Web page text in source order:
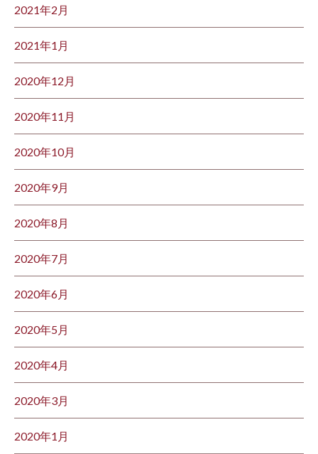
2021年2月
2021年1月
2020年12月
2020年11月
2020年10月
2020年9月
2020年8月
2020年7月
2020年6月
2020年5月
2020年4月
2020年3月
2020年1月